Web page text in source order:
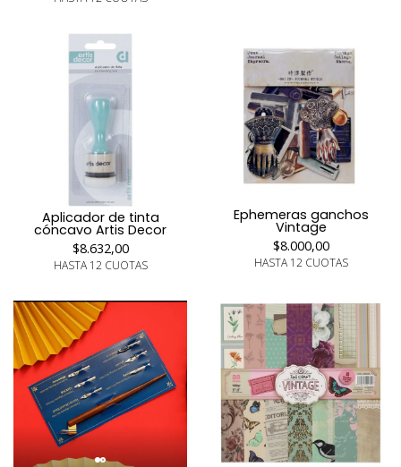
Aplicador de tinta
cóncavo Artis Decor
$8.632,00
HASTA 12 CUOTAS
Ephemeras ganchos
Vintage
$8.000,00
HASTA 12 CUOTAS